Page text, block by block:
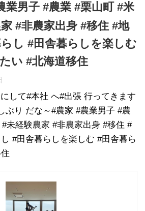
業男子 #農業 #栗山町 #米
#非農家出身 #移住 #地
し #田舎暮らしを楽しむ
い #北海道移住